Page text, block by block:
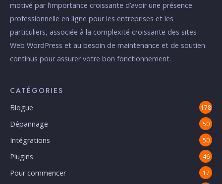
motivé par l’importance croissante d’avoir une présence
professionnelle en ligne pour les entreprises et les
particuliers, associée à la complexité croissante des sites
Web WordPress et au besoin de maintenance et de soutien
continus pour assurer votre bon fonctionnement.
CATÉGORIES
Blogue 178
Dépannage 50
Intégrations 50
Plugins 46
Pour commencer 17